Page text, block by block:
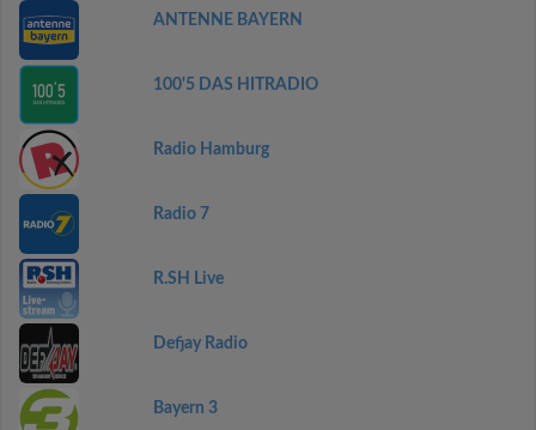
ANTENNE BAYERN
100'5 DAS HITRADIO
Radio Hamburg
Radio 7
R.SH Live
Defjay Radio
Bayern 3